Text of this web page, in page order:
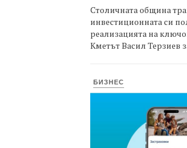
Столичната община
инвестиционната си
реализацията на
Кметът Васил Терзиев
БИЗНЕС